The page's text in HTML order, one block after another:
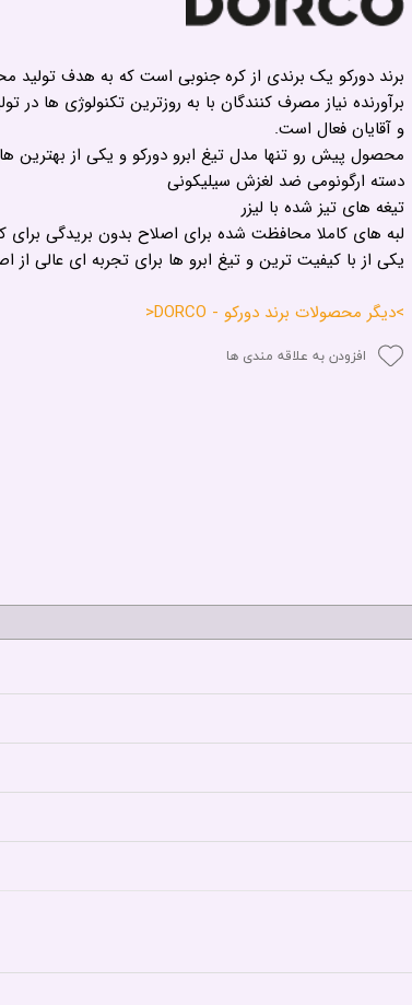
برند دورکو یک برندی از کره جنوبی است که به هدف تولید
برآورنده نیاز مصرف کنندگان با به روزترین تکنولوژی ها در
و آقایان فعال است.
محصول پیش رو تنها مدل تیغ ابرو دورکو و یکی از بهترین
دسته ارگونومی ضد لغزش سیلیکونی
تیغه های تیز شده با لیزر
لبه های کاملا محافظت شده برای اصلاح بدون بریدگی
یکی از با کیفیت ترین و تیغ ابرو ها برای تجربه ای عالی از
>دیگر محصولات برند دورکو - DORCO<
افزودن به علاقه مندی ها